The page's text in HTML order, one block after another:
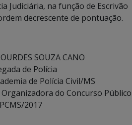
Judiciária, na função de Escrivão
decrescente de pontuação.
SOUZA CANO
de Polícia
de Polícia Civil/MS
do Concurso Público
PCMS/2017